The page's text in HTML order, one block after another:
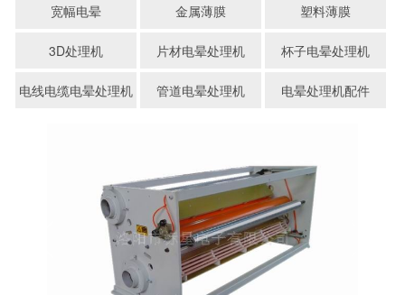
宽幅电晕 金属薄膜 塑料薄膜
3D处理机 片材电晕处理机 杯子电晕处理机
电线电缆电晕处理机 管道电晕处理机 电晕处理机配件